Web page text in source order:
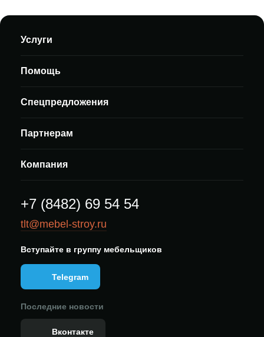
Услуги
Помощь
Спецпредложения
Партнерам
Компания
+7 (8482) 69 54 54
tlt@mebel-stroy.ru
Вступайте в группу мебельщиков
Telegram
Последние новости
Вконтакте